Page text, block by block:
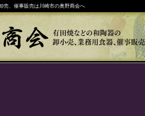
売、催事販売は川崎市の奥野商会へ